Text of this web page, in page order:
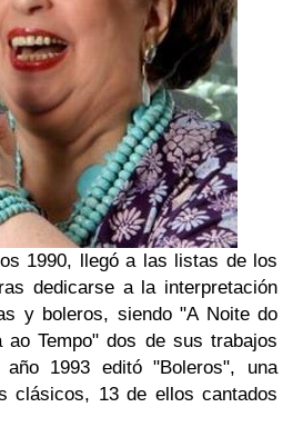
1990, llegó a las listas de los
dedicarse a la interpretación
y boleros, siendo"A Noite do
ao Tempo" dos de sus trabajos
año 1993 editó"Boleros", una
clásicos, 13 de ellos cantados